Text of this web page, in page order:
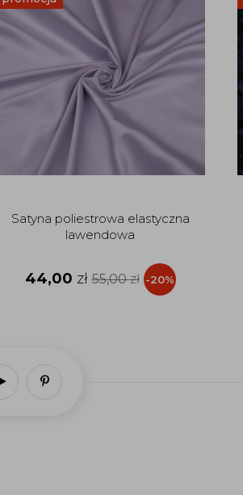
Satyna poliestrowa elastyczna
lawendowa
44,00 zł 55,00zł -20%